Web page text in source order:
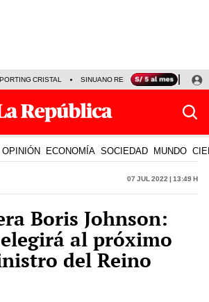
CRISTAL SINUANO RESULTADOS HOY
OPINIÓN ECONOMÍA SOCIEDAD MUNDO
07 Jul 2022 | 13:49 h
Boris Johnson:
al próximo
del Reino